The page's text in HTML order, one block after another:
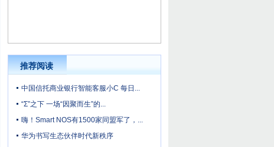
推荐阅读
中国信托商业银行智能客服小C 每日...
“Σ”之下 一场“因聚而生”的...
嗨！Smart NOS有1500家同盟军了，...
华为书写生态伙伴时代新秩序